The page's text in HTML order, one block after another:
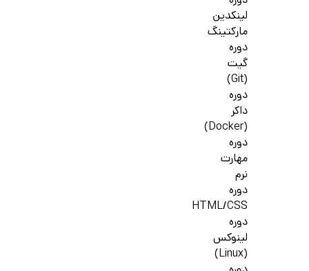
لینکدین
مارکتینگ
دوره
گیت
(Git)
دوره
داکر
(Docker)
دوره
مهارت
نرم
دوره
HTML/CSS
دوره
لینوکس
(Linux)